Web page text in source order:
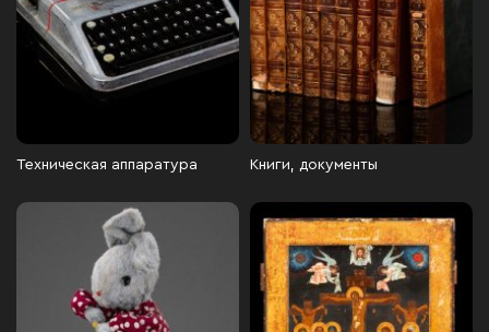
Техническая аппаратура Книги, документы